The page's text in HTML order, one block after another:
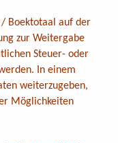
/ Boektotaal auf der
zur Weitergabe
Steuer- oder
In einem
weiterzugeben,
Möglichkeiten